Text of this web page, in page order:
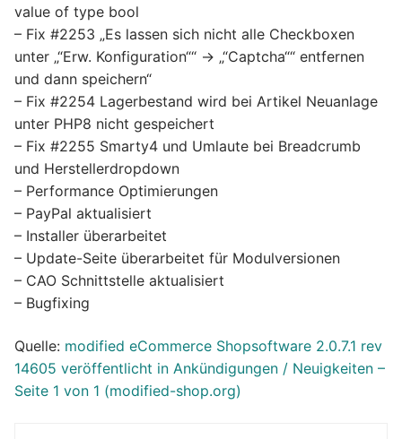
value of type bool
– Fix #2253 „Es lassen sich nicht alle Checkboxen
unter „“Erw. Konfiguration““ -> „“Captcha““ entfernen
und dann speichern“
– Fix #2254 Lagerbestand wird bei Artikel Neuanlage
unter PHP8 nicht gespeichert
– Fix #2255 Smarty4 und Umlaute bei Breadcrumb
und Herstellerdropdown
– Performance Optimierungen
– PayPal aktualisiert
– Installer überarbeitet
– Update-Seite überarbeitet für Modulversionen
– CAO Schnittstelle aktualisiert
– Bugfixing
Quelle: modified eCommerce Shopsoftware 2.0.7.1 rev
14605 veröffentlicht in Ankündigungen / Neuigkeiten –
Seite 1 von 1 (modified-shop.org)